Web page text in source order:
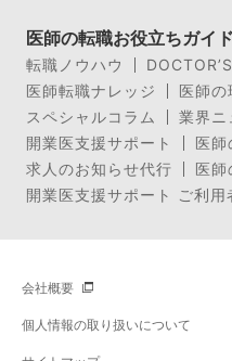
医師の転職お役立ちガイド
転職ノウハウ
医師転職ナレッジ
医師の
スペシャルコラム
業界ニ
開業医支援サポート
医師
求人のお知らせ代行
医師
開業医支援サポート ご利用
会社概要
個人情報の取り扱いについて